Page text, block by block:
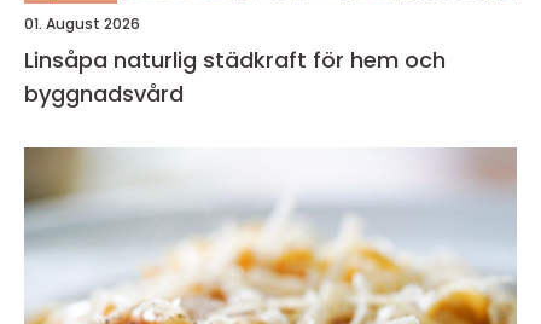
01. August 2026
Linsåpa naturlig städkraft för hem och
byggnadsvård